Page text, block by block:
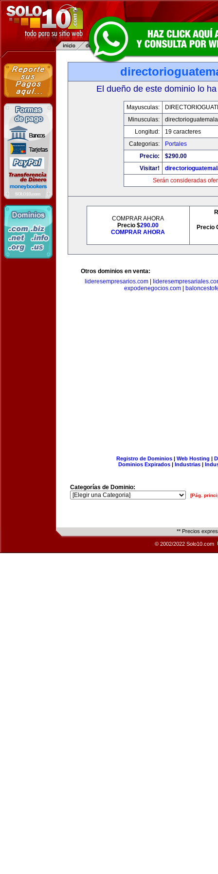
El dueño de este dominio lo
Mayusculas:
Minusculas:
Longitud:
19 caracteres
Categorias:
Portales
Precio:
$290.00
Visitar!
Serán consideradas
COMPRAR AHORA
Precio $290.00
COMPRAR AHORA
Precio
Otros dominios en venta:
lideresempresarios.com|
expodenegocios.com|
Registro de Dominios| Web Hosting |
Dominios Expirados | Industrias |
Categorías de Dominio:
[Pág.
** Precios
© 2002/2022 Solo10.com